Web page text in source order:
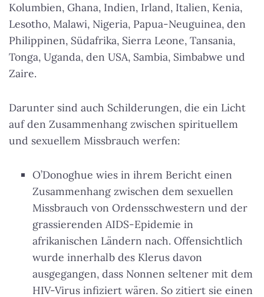
Kolumbien, Ghana, Indien, Irland, Italien, Kenia,
Lesotho, Malawi, Nigeria, Papua-Neuguinea, den
Philippinen, Südafrika, Sierra Leone, Tansania,
Tonga, Uganda, den USA, Sambia, Simbabwe und
Zaire.
Darunter sind auch Schilderungen, die ein Licht
auf den Zusammenhang zwischen spirituellem
und sexuellem Missbrauch werfen:
O’Donoghue wies in ihrem Bericht einen
Zusammenhang zwischen dem sexuellen
Missbrauch von Ordensschwestern und der
grassierenden AIDS-Epidemie in
afrikanischen Ländern nach. Offensichtlich
wurde innerhalb des Klerus davon
ausgegangen, dass Nonnen seltener mit dem
HIV-Virus infiziert wären. So zitiert sie einen